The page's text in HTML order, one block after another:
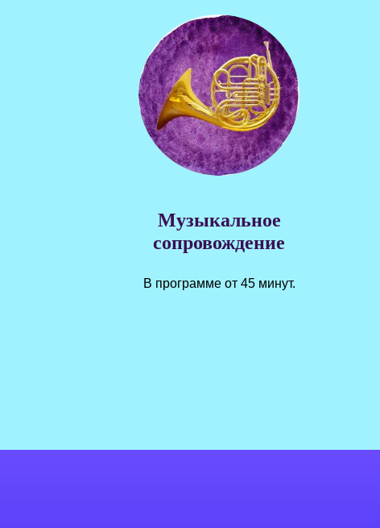
Музыкальное
сопровождение
В программе от 45 минут.